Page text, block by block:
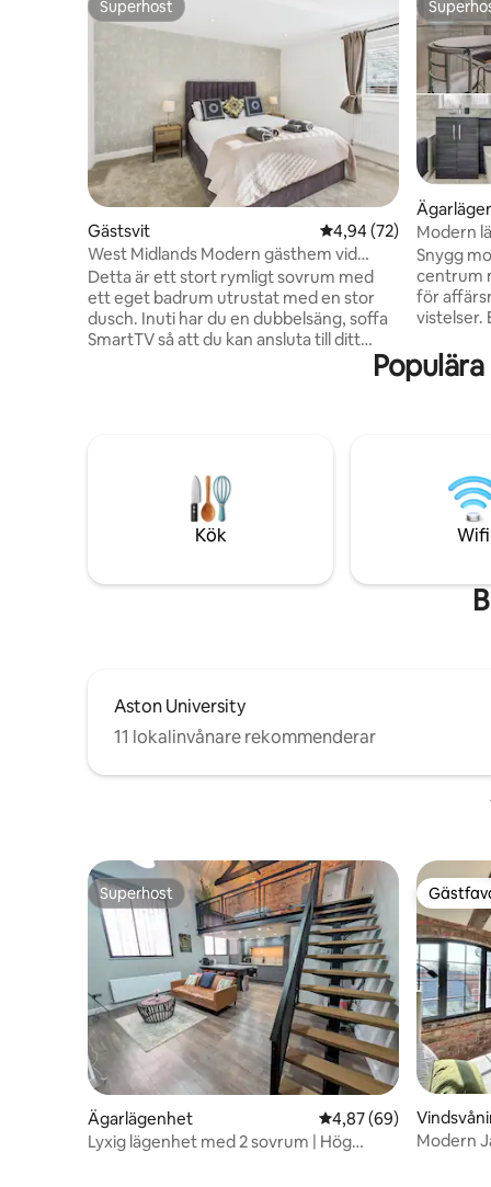
Superhost
Superhost
Gästsvit 4,94 av 5 i
4,94 (72)
West Midlands Modern gästhem vid
centrum
Detta är ett stort rymligt sovrum med
ett eget badrum utrustat med en stor
dusch. Inuti har du en dubbelsäng, soffa
SmartTV så att du kan ansluta till ditt
tillhandahålls . Samt en vattenkokare för
extra filt, toalettartiklar, kylskåp för kall
och varm mat. Vi hoppas verkligen att du
kommer att njuta av din vistelse! Tveka
inte att kontakta oss om du har frågor.
Modern
Bullring
Snygg
centrum
för
vistelser.
snabbt
ligger
boende
Kök Wifi
Aston University
11 lokalinvånare rekommenderar
Superhost
Superhost
Ägarlägenhet 4,87 av 5 i
4,87 (69)
Lyxig lägenhet med 2 sovrum | Hög
Modern